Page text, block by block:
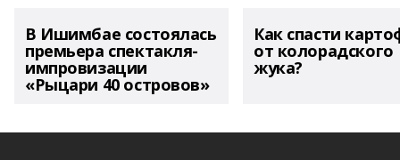
В Ишимбае состоялась
премьера спектакля-
импровизации
«Рыцари 40 островов»
Как спасти
от колорадского
жука?